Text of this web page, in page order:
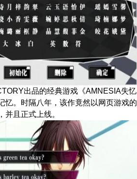
出品的经典游戏《AMNESIA失忆
忆。时隔八年，该作竟然以网页游戏的
并且正式上线。